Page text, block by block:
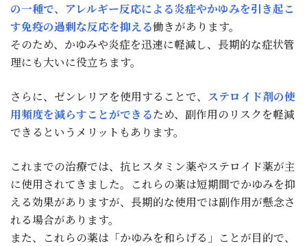
の一種で、アレルギー反応による炎症やかゆみを引き起こ
す免疫の過剰な反応を抑える働きがあります。
そのため、かゆみや炎症を迅速に軽減し、長期的な症状管
理にも大いに役立ちます。
さらに、ゼンレリアを使用することで、 ステロイド剤の使
用頻度を減らすことができるため、副作用のリスクを軽減
できるというメリットもあります。
これまでの治療では、抗ヒスタミン薬やステロイド薬が主
に使用されてきました。これらの薬は短期間でかゆみを抑
える効果がありますが、長期的な使用では副作用が懸念さ
れる場合があります。
また、これらの薬は「かゆみを和らげる」ことが目的で、